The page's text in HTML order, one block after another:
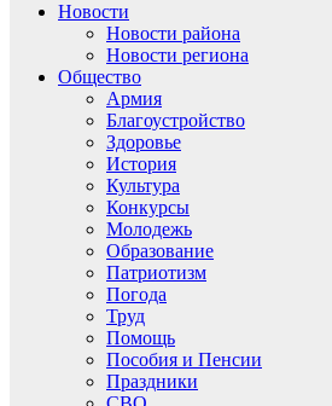
Новости
Новости района
Новости региона
Общество
Армия
Благоустройство
Здоровье
История
Культура
Конкурсы
Молодежь
Образование
Патриотизм
Погода
Труд
Помощь
Пособия и Пенсии
Праздники